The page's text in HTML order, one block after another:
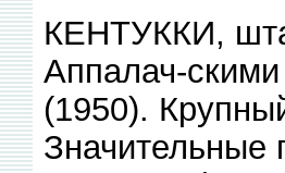
КЕНТУККИ,
Аппалач-
(1950).
Значительные